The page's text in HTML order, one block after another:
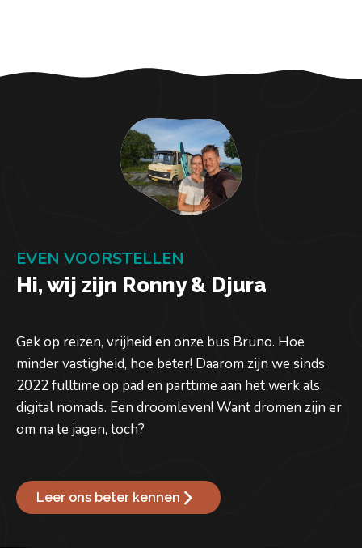
EVEN VOORSTELLEN
Hi, wij zijn Ronny & Djura
Gek op reizen, vrijheid en onze bus Bruno. Hoe
minder vastigheid, hoe beter! Daarom zijn we sinds
2022 fulltime op pad en parttime aan het werk als
digital nomads. Een droomleven! Want dromen zijn er
om na te jagen, toch?
Leer ons beter kennen